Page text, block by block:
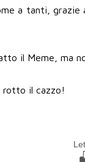
a tanti, grazie
il Meme, ma
rotto il cazzo!